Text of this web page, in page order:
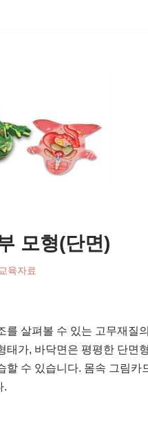
모형(단면)
육자료
를 살펴볼 수 있는 고무재질
태가, 바닥면은 평평한 단면
할 수 있습니다. 몸속 그림카
.